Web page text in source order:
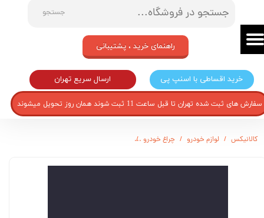
جستجو
خروج از حساب کاربری
خرید اقساطی با اسنپ پی ارسال سریع تهران
راهنمای خرید ، پشتیبانی
سفارش های ثبت شده تهران تا قبل ساعت 11 ثبت شوند همان روز تحویل میشوند
کالانیکس لوازم خودرو چراغ خودرو